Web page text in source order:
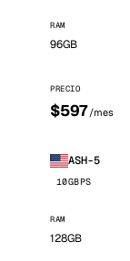
RAM
96GB
PRECIO
$597 /mes
ASH-5
10GBPS
RAM
128GB